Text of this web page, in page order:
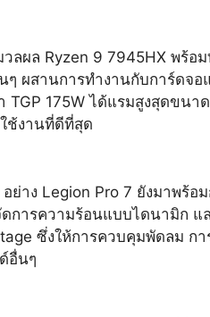
วลผล Ryzen 9 7945HX พร้อ
ผสานการทำงานกับการ์ดจอ
TGP 175W ได้แรมสูงสุดขน
ช้งานที่ดีที่สุด
ย่าง Legion Pro 7 ยังมาพร้
ดการความร้อนแบบไดนามิก แ
ซึ่งให้การควบคุมพัดลม ก
อื่นๆ